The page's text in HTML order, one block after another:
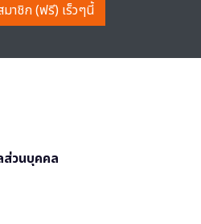
าชิก (ฟรี) เร็วๆนี้
ส่วนบุคคล